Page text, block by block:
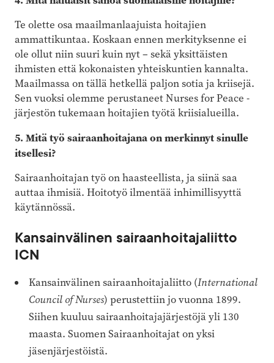
Te olette osa maailmanlaajuista hoitajien
ammattikuntaa. Koskaan ennen merkityksenne ei
ole ollut niin suuri kuin nyt – sekä yksittäisten
ihmisten että kokonaisten yhteiskuntien kannalta.
Maailmassa on tällä hetkellä paljon sotia ja kriisejä.
Sen vuoksi olemme perustaneet Nurses for Peace -
järjestön tukemaan hoitajien työtä kriisialueilla.
5. Mitä työ sairaanhoitajana on merkinnyt sinulle
itsellesi?
Sairaanhoitajan työ on haasteellista, ja siinä saa
auttaa ihmisiä. Hoitotyö ilmentää inhimillisyyttä
käytännössä.
Kansainvälinen sairaanhoitajaliitto
ICN
Kansainvälinen sairaanhoitajaliitto (International
Council of Nurses) perustettiin jo vuonna 1899.
Siihen kuuluu sairaanhoitajajärjestöjä yli 130
maasta. Suomen Sairaanhoitajat on yksi
jäsenjärjestöistä.